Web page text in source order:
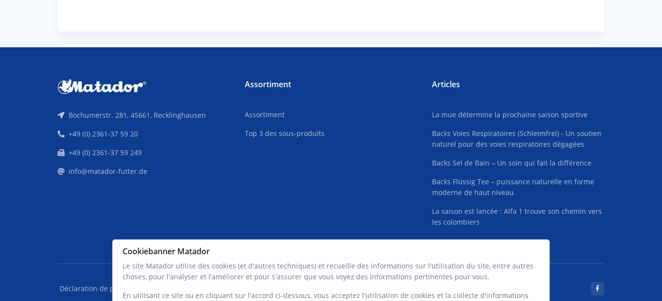
Bochumerstr. 281, 45661, Recklinghausen
+49 (0) 2361-37 59 20
+49 (0) 2361-37 59 249
info@matador-futter.de
Assortiment
Assortiment
Top 3 des sous-produits
Articles
La mue détermine la prochaine saison sportive
Backs Voies Respiratoires (Schleimfrei) - Un soutien
naturel pour des voies respiratoires dégagées
Backs Sel de Bain – Un soin qui fait la différence
Backs Flüssig Tee – puissance naturelle en forme
moderne de haut niveau
La saison est lancée : Alfa 1 trouve son chemin vers
les colombiers
Déclaration de protection des données Matador GmbH
Cookiebanner Matador
Le site Matador utilise des cookies (et d'autres techniques) et recueille des informations sur l'utilisation du site, entre autres
choses, pour l'analyser et l'améliorer et pour s'assurer que vous voyez des informations pertinentes pour vous.
En utilisant ce site ou en cliquant sur l'accord ci-dessous, vous acceptez l'utilisation de cookies et la collecte d'informations